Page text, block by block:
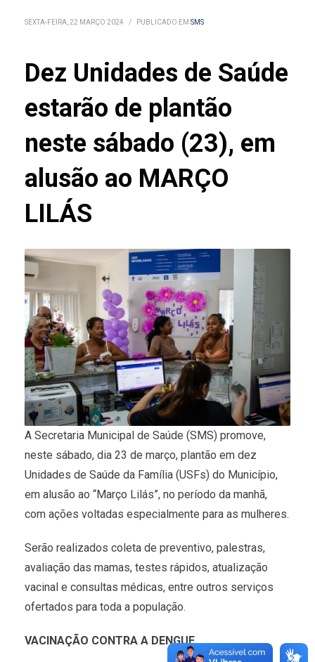
SEXTA-FEIRA, 22 MARÇO 2024 / PUBLICADO EM SMS
Dez Unidades de Saúde
estarão de plantão
neste sábado (23), em
alusão ao MARÇO
LILÁS
A Secretaria Municipal de Saúde (SMS) promove,
neste sábado, dia 23 de março, plantão em dez
Unidades de Saúde da Família (USFs) do Município,
em alusão ao “Março Lilás”, no período da manhã,
com ações voltadas especialmente para as mulheres.
Serão realizados coleta de preventivo, palestras,
avaliação das mamas, testes rápidos, atualização
vacinal e consultas médicas, entre outros serviços
ofertados para toda a população.
VACINAÇÃO CONTRA A DENGUE